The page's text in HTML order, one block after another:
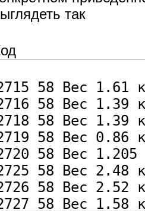
так
58 Вес 1.61
58 Вес 1.39
58 Вес 1.39
58 Вес 0.86
58 Вес 1.205
58 Вес 2.48
58 Вес 2.52
58 Вес 1.58